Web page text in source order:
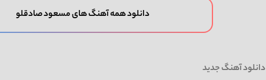
دانلود همه آهنگ های مسعود صادقلو
دانلود آهنگ جدید